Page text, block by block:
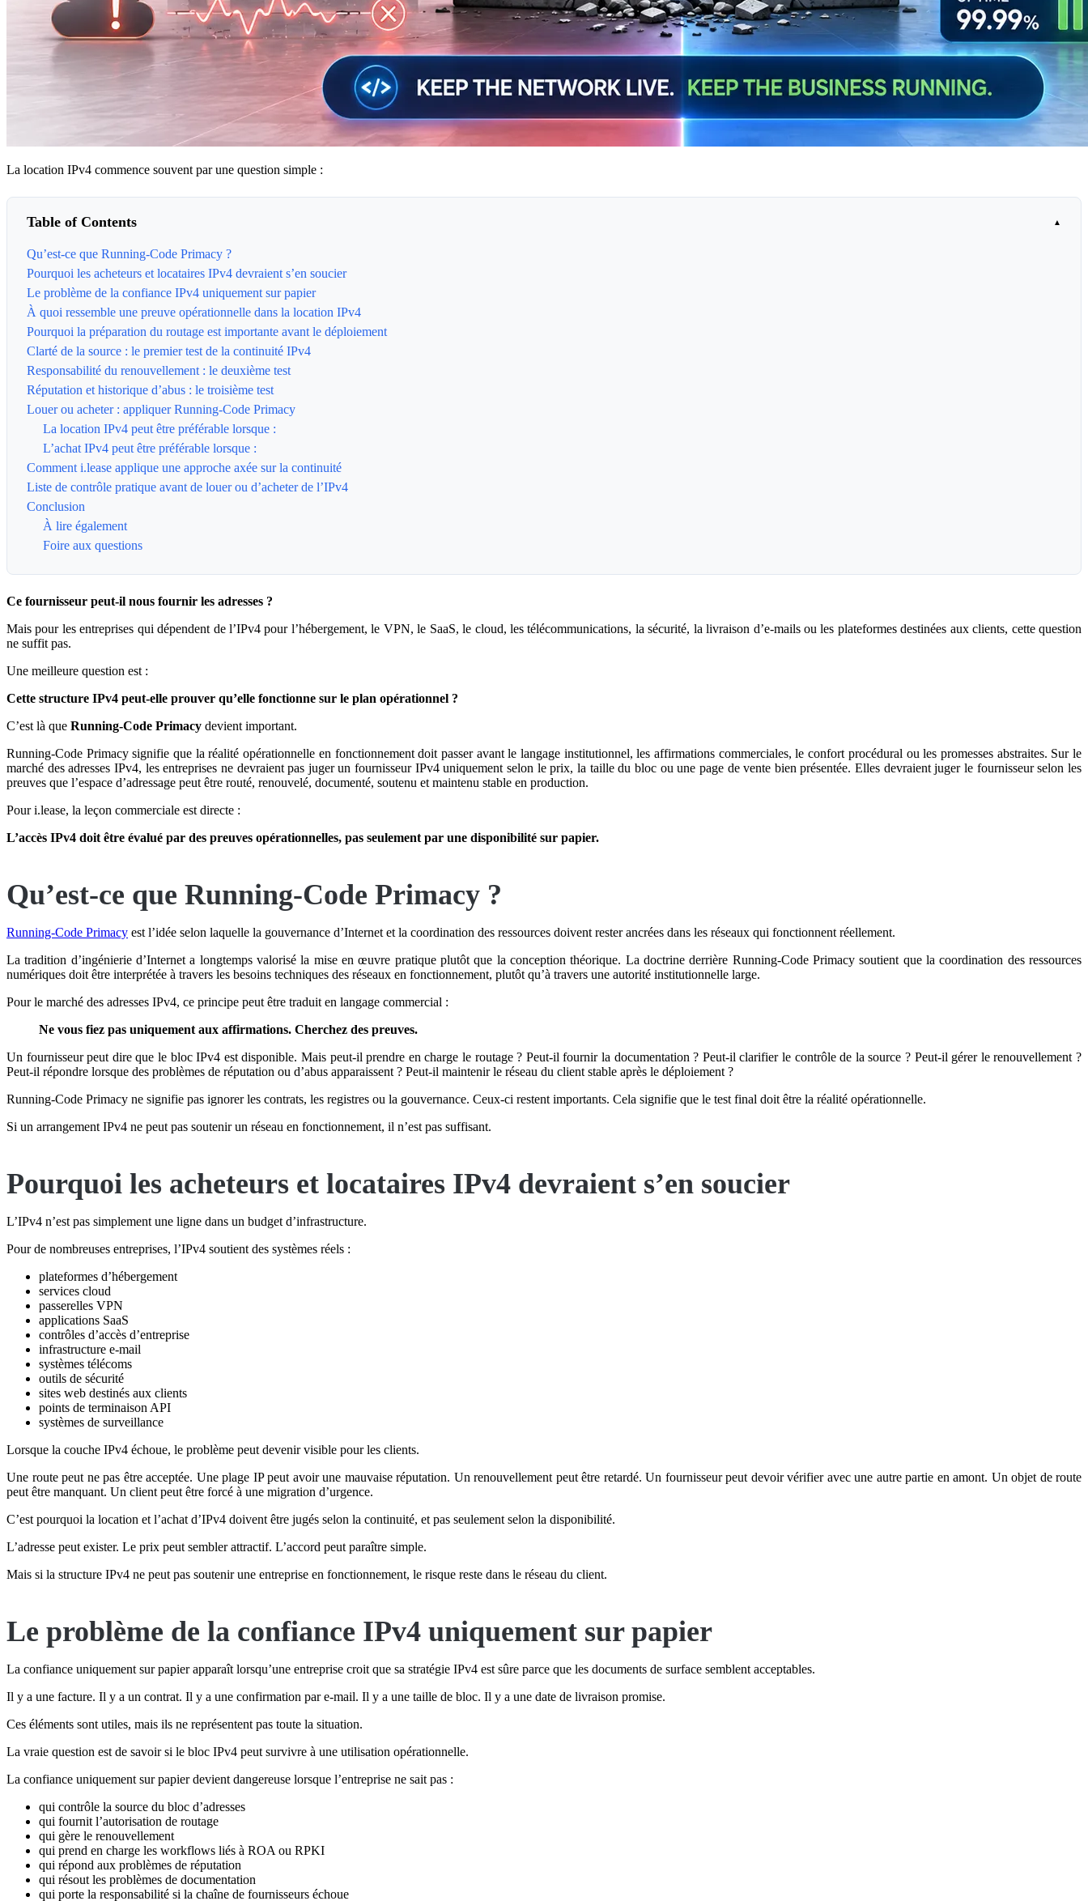
La location IPv4 commence souvent par une question simple :
Table of Contents
Qu’est-ce que Running-Code Primacy ?
Pourquoi les acheteurs et locataires IPv4 devraient s’en soucier
Le problème de la confiance IPv4 uniquement sur papier
À quoi ressemble une preuve opérationnelle dans la location IPv4
Pourquoi la préparation du routage est importante avant le déploiement
Clarté de la source : le premier test de la continuité IPv4
Responsabilité du renouvellement : le deuxième test
Réputation et historique d’abus : le troisième test
Louer ou acheter : appliquer Running-Code Primacy
La location IPv4 peut être préférable lorsque :
L’achat IPv4 peut être préférable lorsque :
Comment i.lease applique une approche axée sur la continuité
Liste de contrôle pratique avant de louer ou d’acheter de l’IPv4
Conclusion
À lire également
Foire aux questions
Ce fournisseur peut-il nous fournir les adresses ?
Mais pour les entreprises qui dépendent de l’IPv4 pour l’hébergement, le VPN, le SaaS, le cloud, les télécommunications, la sécurité, la livraison d’e-mails ou les plateformes destinées aux clients, cette question
ne suffit pas.
Une meilleure question est :
Cette structure IPv4 peut-elle prouver qu’elle fonctionne sur le plan opérationnel ?
C’est là que Running-Code Primacy devient important.
Running-Code Primacy signifie que la réalité opérationnelle en fonctionnement doit passer avant le langage institutionnel, les affirmations commerciales, le confort procédural ou les promesses abstraites. Sur le
marché des adresses IPv4, les entreprises ne devraient pas juger un fournisseur IPv4 uniquement selon le prix, la taille du bloc ou une page de vente bien présentée. Elles devraient juger le fournisseur selon les
preuves que l’espace d’adressage peut être routé, renouvelé, documenté, soutenu et maintenu stable en production.
Pour i.lease, la leçon commerciale est directe :
L’accès IPv4 doit être évalué par des preuves opérationnelles, pas seulement par une disponibilité sur papier.
Qu’est-ce que Running-Code Primacy ?
Running-Code Primacy est l’idée selon laquelle la gouvernance d’Internet et la coordination des ressources doivent rester ancrées dans les réseaux qui fonctionnent réellement.
La tradition d’ingénierie d’Internet a longtemps valorisé la mise en œuvre pratique plutôt que la conception théorique. La doctrine derrière Running-Code Primacy soutient que la coordination des ressources
numériques doit être interprétée à travers les besoins techniques des réseaux en fonctionnement, plutôt qu’à travers une autorité institutionnelle large.
Pour le marché des adresses IPv4, ce principe peut être traduit en langage commercial :
Ne vous fiez pas uniquement aux affirmations. Cherchez des preuves.
Un fournisseur peut dire que le bloc IPv4 est disponible. Mais peut-il prendre en charge le routage ? Peut-il fournir la documentation ? Peut-il clarifier le contrôle de la source ? Peut-il gérer le renouvellement ?
Peut-il répondre lorsque des problèmes de réputation ou d’abus apparaissent ? Peut-il maintenir le réseau du client stable après le déploiement ?
Running-Code Primacy ne signifie pas ignorer les contrats, les registres ou la gouvernance. Ceux-ci restent importants. Cela signifie que le test final doit être la réalité opérationnelle.
Si un arrangement IPv4 ne peut pas soutenir un réseau en fonctionnement, il n’est pas suffisant.
Pourquoi les acheteurs et locataires IPv4 devraient s’en soucier
L’IPv4 n’est pas simplement une ligne dans un budget d’infrastructure.
Pour de nombreuses entreprises, l’IPv4 soutient des systèmes réels :
plateformes d’hébergement
services cloud
passerelles VPN
applications SaaS
contrôles d’accès d’entreprise
infrastructure e-mail
systèmes télécoms
outils de sécurité
sites web destinés aux clients
points de terminaison API
systèmes de surveillance
Lorsque la couche IPv4 échoue, le problème peut devenir visible pour les clients.
Une route peut ne pas être acceptée. Une plage IP peut avoir une mauvaise réputation. Un renouvellement peut être retardé. Un fournisseur peut devoir vérifier avec une autre partie en amont. Un objet de route
peut être manquant. Un client peut être forcé à une migration d’urgence.
C’est pourquoi la location et l’achat d’IPv4 doivent être jugés selon la continuité, et pas seulement selon la disponibilité.
L’adresse peut exister. Le prix peut sembler attractif. L’accord peut paraître simple.
Mais si la structure IPv4 ne peut pas soutenir une entreprise en fonctionnement, le risque reste dans le réseau du client.
Le problème de la confiance IPv4 uniquement sur papier
La confiance uniquement sur papier apparaît lorsqu’une entreprise croit que sa stratégie IPv4 est sûre parce que les documents de surface semblent acceptables.
Il y a une facture. Il y a un contrat. Il y a une confirmation par e-mail. Il y a une taille de bloc. Il y a une date de livraison promise.
Ces éléments sont utiles, mais ils ne représentent pas toute la situation.
La vraie question est de savoir si le bloc IPv4 peut survivre à une utilisation opérationnelle.
La confiance uniquement sur papier devient dangereuse lorsque l’entreprise ne sait pas :
qui contrôle la source du bloc d’adresses
qui fournit l’autorisation de routage
qui gère le renouvellement
qui prend en charge les workflows liés à ROA ou RPKI
qui répond aux problèmes de réputation
qui résout les problèmes de documentation
qui porte la responsabilité si la chaîne de fournisseurs échoue